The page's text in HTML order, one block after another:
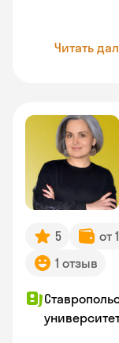
Читать
5 от
1 отзыв